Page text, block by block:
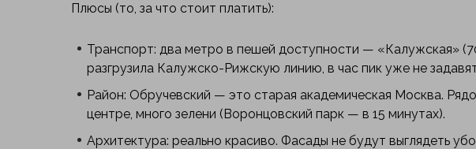
Плюсы (то, за что стоит платить):
Транспорт: два метро в пешей доступности — «Калужская»
разгрузила Калужско-Рижскую линию, в час пик уже не
Район: Обручевский — это старая академическая Москва.
центре, много зелени (Воронцовский парк — в 15 минутах).
Архитектура: реально красиво. Фасады не будут выглядеть